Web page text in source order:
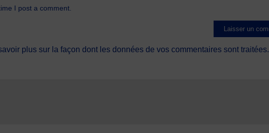
I post a comment.
plus sur la façon dont les données de vos commentaires sont traitées.